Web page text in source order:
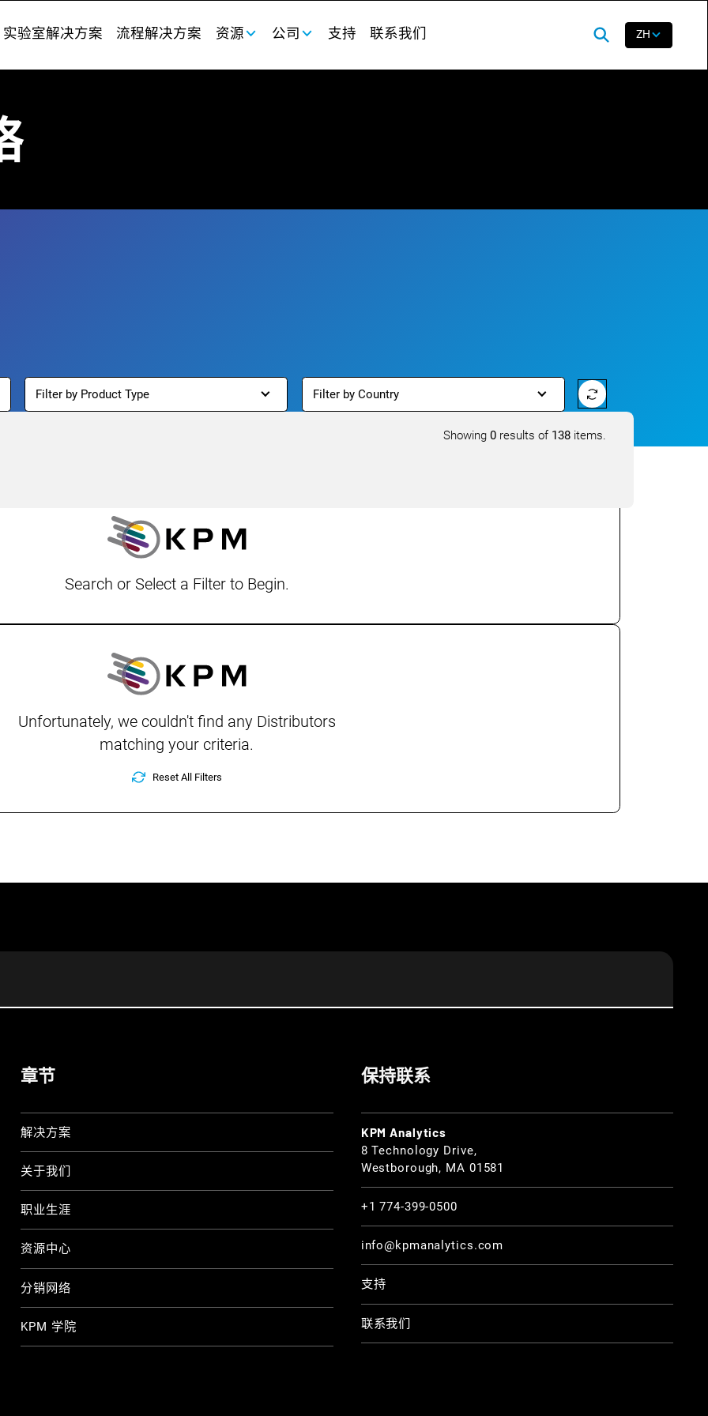
实验室解决方案 流程解决方案 资源 公司 支持 联系我们 ZH
Filter by Product Type Filter by Country
Showing0 results of 138 items.
Search or Select a Filterto Begin.
Unfortunately, we couldn't find any Distributors
matching your criteria.
Reset All Filters
章节
解决方案
关于我们
职业生涯
资源中心
分销网络
KPM 学院
保持联系
KPM Analytics
8 Technology Drive,
Westborough, MA 01581
+1 774-399-0500
info@kpmanalytics.com
支持
联系我们